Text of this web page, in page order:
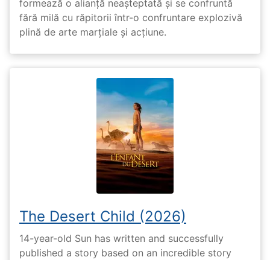
formează o alianță neașteptată și se confruntă
fără milă cu răpitorii într-o confruntare explozivă
plină de arte marțiale și acțiune.
The Desert Child (2026)
14-year-old Sun has written and successfully
published a story based on an incredible story